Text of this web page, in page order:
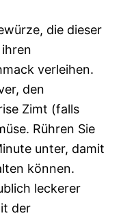
die dieser
verleihen.
den
Zimt (falls
Rühren Sie
unter, damit
können.
leckerer
der